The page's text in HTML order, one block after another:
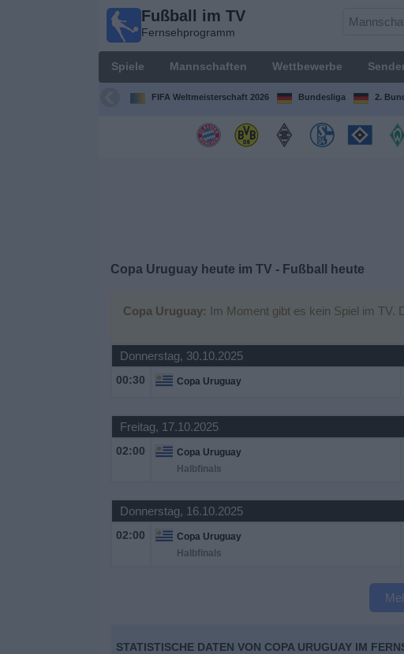
Fußball im TV
Fernsehprogramm
Spiele Mannschaften Wettbewerbe
FIFA Weltmeisterschaft 2026 Bundesliga 2.
Copa Uruguay heute im TV - Fußball heute
Copa Uruguay: Im Moment gibt es kein Spiel im TV.
Donnerstag, 30.10.2025
00:30 Copa Uruguay
Freitag, 17.10.2025
02:00
Copa Uruguay
Halbfinals
Donnerstag, 16.10.2025
02:00
Copa Uruguay
Halbfinals
STATISTISCHE DATEN VON COPA URUGUAY IM
Fußball im
Fernsehprogramm